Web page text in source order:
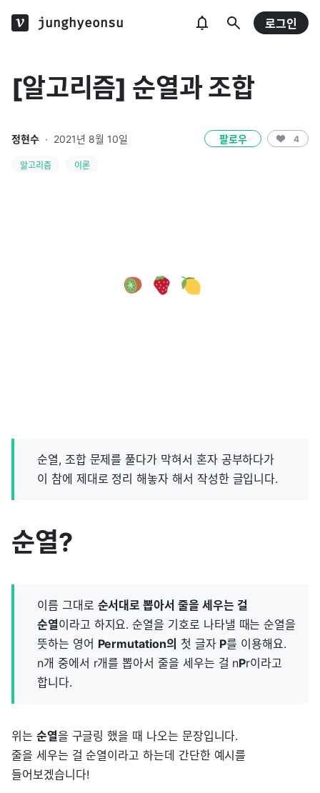
junghyeonsu 로그인
[알고리즘] 순열과 조합
정현수 · 2021년 8월 10일 팔로우 4
알고리즘 이론
순열, 조합 문제를 풀다가 막혀서 혼자 공부하다가
이 참에 제대로 정리 해놓자 해서 작성한 글입니다.
순열?
이름 그대로 순서대로 뽑아서 줄을 세우는 걸
순열이라고 하지요. 순열을 기호로 나타낼 때는 순열을
뜻하는 영어 Permutation의 첫 글자 P를 이용해요.
n개 중에서 r개를 뽑아서 줄을 세우는 걸 nPr이라고
합니다.
위는 순열을 구글링 했을 때 나오는 문장입니다.
줄을 세우는 걸 순열이라고 하는데 간단한 예시를
들어보겠습니다!